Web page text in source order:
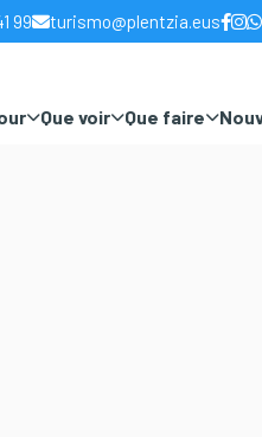
99 turismo@plentzia.eus
Que voir Que faire